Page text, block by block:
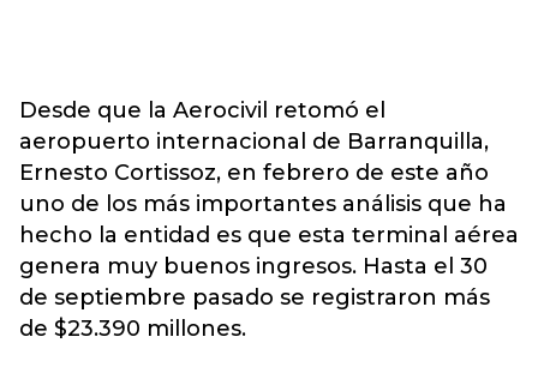
Desde que la Aerocivil retomó el
aeropuerto internacional de Barranquilla,
Ernesto Cortissoz, en febrero de este año
uno de los más importantes análisis que ha
hecho la entidad es que esta terminal aérea
genera muy buenos ingresos. Hasta el 30
de septiembre pasado se registraron más
de $23.390 millones.